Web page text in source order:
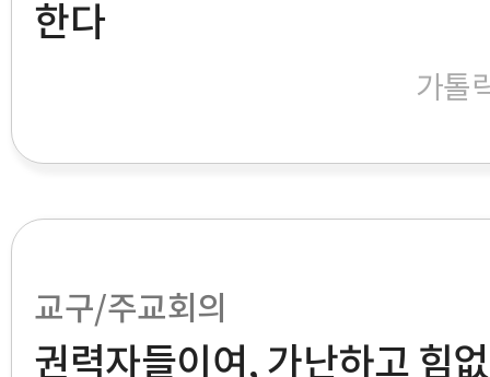
한다
가톨
교구/주교회의
권력자들이여, 가난하고 힘